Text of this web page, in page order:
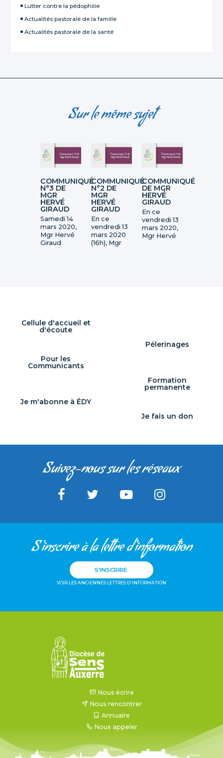
Lutter contre la pédophilie
Actualités pastorale de la famille
Actualités pastorale de la santé
Sur le même sujet
COMMUNIQUÉ
N°3 DE
MGR
HERVÉ
GIRAUD
Samedi 14
mars 2020,
Mgr Hervé
Giraud
COMMUNIQUÉ
N°2 DE
MGR
HERVÉ
GIRAUD
En ce
vendredi 13
mars 2020
(16h), Mgr
COMMUNIQUÉ
DE MGR
HERVÉ
GIRAUD
En ce
vendredi 13
mars 2020,
Mgr Hervé
Cellule d'accueil et
d'écoute
Pélerinages
Pour les
Communicants
Formation
permanente
Je m'abonne à ÉDY
Je fais un don
Suivez-nous sur les réseaux
S'inscrire à la lettre d'information
S'INSCRIRE
VOIR LES ANCIENNES LETTRES D'INFORMATION
Nous écrire
Nous rencontrer
Annuaire
Nous appeler